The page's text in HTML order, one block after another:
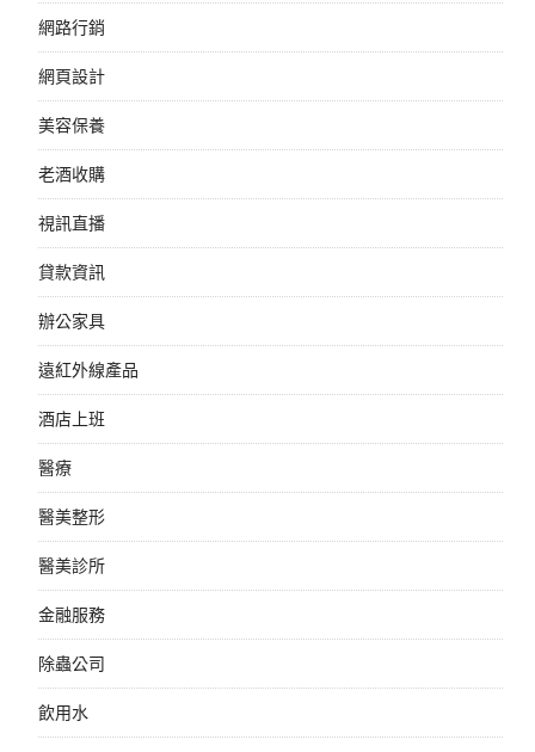
網路行銷
網頁設計
美容保養
老酒收購
視訊直播
貸款資訊
辦公家具
遠紅外線產品
酒店上班
醫療
醫美整形
醫美診所
金融服務
除蟲公司
飲用水